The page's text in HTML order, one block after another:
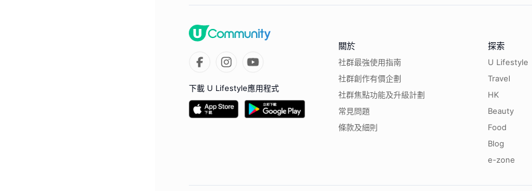
下載 U Lifestyle應用程式
關於
社群最強使用指南
社群創作有價企劃
社群焦點功能及升級計劃
常見問題
條款及細則
探索
U Lifestyle
Travel
HK
Beauty
Food
Blog
e-zone